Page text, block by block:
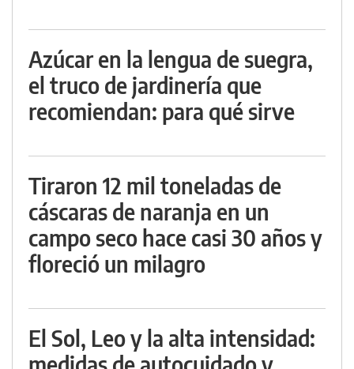
Azúcar en la lengua de suegra,
el truco de jardinería que
recomiendan: para qué sirve
Tiraron 12 mil toneladas de
cáscaras de naranja en un
campo seco hace casi 30 años y
floreció un milagro
El Sol, Leo y la alta intensidad: